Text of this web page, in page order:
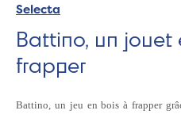
Selecta
Battino, un jouet
frapper
Battino, un jeu en bois à frapper